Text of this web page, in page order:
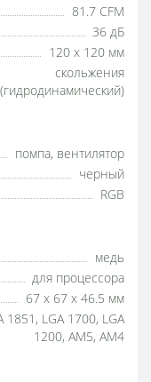
81.7 CFM
36 дБ
120 x 120 мм
скольжения
(гидродинамический)
помпа, вентилятор
черный
RGB
медь
для процессора
67 x 67 x 46.5 мм
1851, LGA 1700, LGA
1200, AM5, AM4